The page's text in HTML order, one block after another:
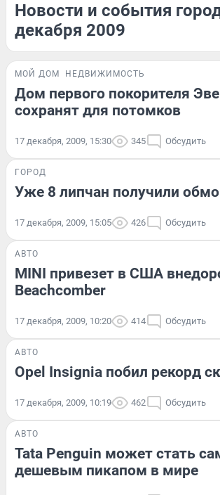
Новости и события
декабря 2009
МОЙ ДОМ НЕДВИЖИМОСТЬ
Дом первого покорителя
сохранят для потомков
17 декабря, 2009, 15:30 345 Обсудить
ГОРОД
Уже 8 липчан получили
17 декабря, 2009, 15:05 426 Обсудить
АВТО
MINI привезет в США
Beachcomber
17 декабря, 2009, 10:20 414 Обсудить
АВТО
Opel Insignia побил рекорд
17 декабря, 2009, 10:19 462 Обсудить
АВТО
Tata Penguin может стать
дешевым пикапом в мире